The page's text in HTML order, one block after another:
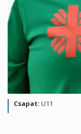
Csapat: U11